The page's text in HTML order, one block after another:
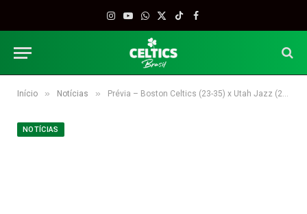
Instagram
YouTube
WhatsApp
X
TikTokFacebook
Início » Notícias » Prévia – Boston Celtics (23-35) x Utah Jazz (24-35)
NOTÍCIAS